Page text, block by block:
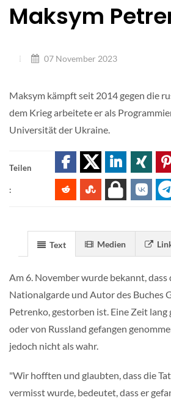
Maksym
07 November 2023
Maksym kämpft seit 2014 gegen die
dem Krieg arbeitete er als
Universität der Ukraine.
Teilen
:
Text Medien
Am 6. November wurde bekannt, dass
Nationalgarde und Autor des Buches
Petrenko, gestorben ist. Eine Zeit lang
oder von Russland gefangen
jedoch nicht als wahr.
"Wir hofften und glaubten, dass die
vermisst wurde, bedeutet, dass er